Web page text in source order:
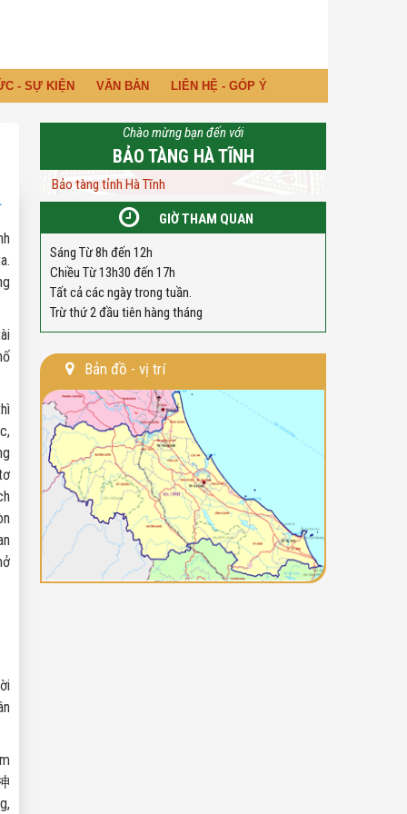
- SỰ KIỆN VĂN BẢN LIÊN HỆ - GÓP Ý
Chào mừng bạn đến với
BẢO TÀNG HÀ TĨNH
Bảo tàng tỉnh Hà Tĩnh
GIỜ THAM QUAN
Sáng Từ 8h đến 12h
Chiều Từ 13h30 đến 17h
Tất cả các ngày trong tuần.
Trừ thứ 2 đầu tiên hàng tháng
Bản đồ - vị trí